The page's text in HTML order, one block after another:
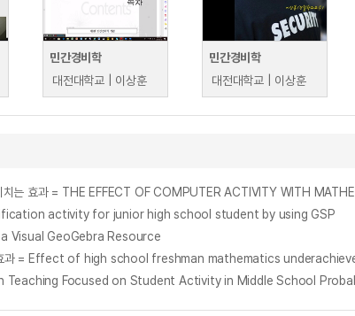
민간경비학
대전대학교 | 이상훈
민간경비학
대전대학교 | 이상훈
activity for junior high school student by using GSP
a Visual GeoGebra Resource
Teaching Focused on Student Activity in Middle School